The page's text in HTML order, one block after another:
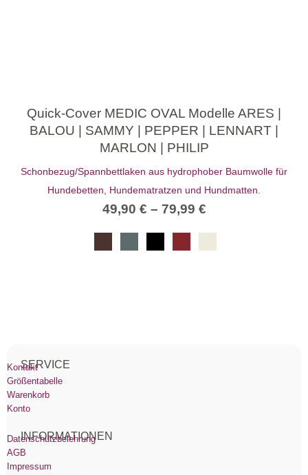
Quick-Cover MEDIC OVAL Modelle ARES |
BALOU | SAMMY | PEPPER | LENNART |
MARLON | PHILIP
Schonbezug/Spannbettlaken aus hydrophober Baumwolle für
Hundebetten, Hundematratzen und Hundmatten.
49,90 € – 79,99 €
SERVICE
Kontakt
Größentabelle
Warenkorb
Konto
INFORMATIONEN
Datenschutzbelehrung
AGB
Impressum